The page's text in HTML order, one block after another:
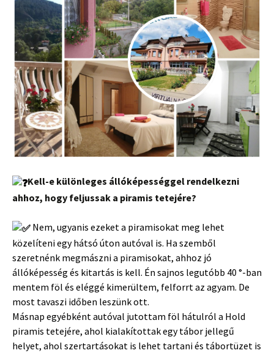
Kell-e különleges állóképességgel rendelkezni
ahhoz, hogy feljussak a piramis tetejére?
Nem, ugyanis ezeket a piramisokat meg lehet
közelíteni egy hátsó úton autóval is. Ha szemből
szeretnénk megmászni a piramisokat, ahhoz jó
állóképesség és kitartás is kell. Én sajnos legutóbb 40 °-ban
mentem föl és eléggé kimerültem, felforrt az agyam. De
most tavaszi időben leszünk ott.
Másnap egyébként autóval jutottam föl hátulról a Hold
piramis tetejére, ahol kialakítottak egy tábor jellegű
helyet, ahol szertartásokat is lehet tartani és tábortüzet is